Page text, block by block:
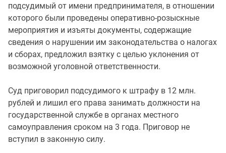
подсудимый от имени предпринимателя, в отношении
которого были проведены оперативно-розыскные
мероприятия и изъяты документы, содержащие
сведения о нарушении им законодательства о налогах
и сборах, предложил взятку с целью уклонения от
возможной уголовной ответственности.
Суд приговорил подсудимого к штрафу в 12 млн.
рублей и лишил его права занимать должности на
государственной службе в органах местного
самоуправления сроком на 3 года. Приговор не
вступил в законную силу.